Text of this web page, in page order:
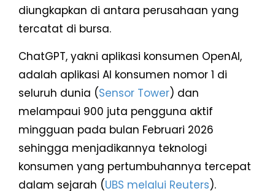
diungkapkan di antara perusahaan yang
tercatat di bursa.
ChatGPT, yakni aplikasi konsumen OpenAI,
adalah aplikasi AI konsumen nomor 1 di
seluruh dunia (Sensor Tower) dan
melampaui 900 juta pengguna aktif
mingguan pada bulan Februari 2026
sehingga menjadikannya teknologi
konsumen yang pertumbuhannya tercepat
dalam sejarah (UBS melalui Reuters).